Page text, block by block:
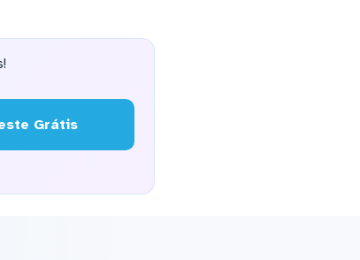
Grátis